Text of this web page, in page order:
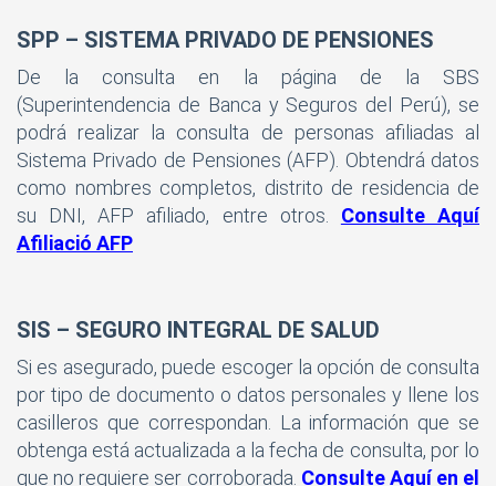
SPP – SISTEMA PRIVADO DE PENSIONES
De la consulta en la página de la SBS
(Superintendencia de Banca y Seguros del Perú), se
podrá realizar la consulta de personas afiliadas al
Sistema Privado de Pensiones (AFP). Obtendrá datos
como nombres completos, distrito de residencia de
su DNI, AFP afiliado, entre otros. Consulte Aquí
Afiliació AFP
SIS – SEGURO INTEGRAL DE SALUD
Si es asegurado, puede escoger la opción de consulta
por tipo de documento o datos personales y llene los
casilleros que correspondan. La información que se
obtenga está actualizada a la fecha de consulta, por lo
que no requiere ser corroborada. Consulte Aquí en el